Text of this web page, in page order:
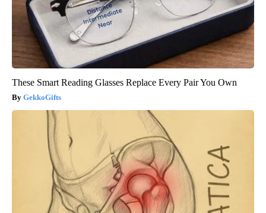
These Smart Reading Glasses Replace Every Pair You Own
GekkoGifts